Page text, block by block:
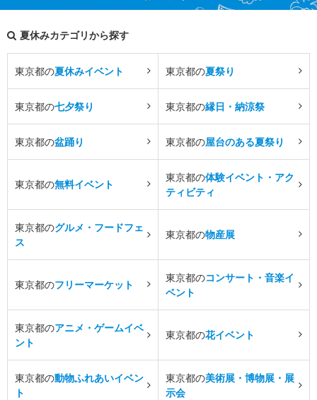
夏休みカテゴリから探す
東京都の夏休みイベント 東京都の夏祭り
東京都の七夕祭り 東京都の縁日・納涼祭
東京都の盆踊り 東京都の屋台のある夏祭り
東京都の無料イベント
東京都の体験イベント・アク
ティビティ
東京都のグルメ・フードフェ
ス
東京都の物産展
東京都のフリーマーケット
東京都のコンサート・音楽イ
ベント
東京都のアニメ・ゲームイベ
ント
東京都の花イベント
東京都の動物ふれあいイベン
ト
東京都の美術展・博物展・展
示会